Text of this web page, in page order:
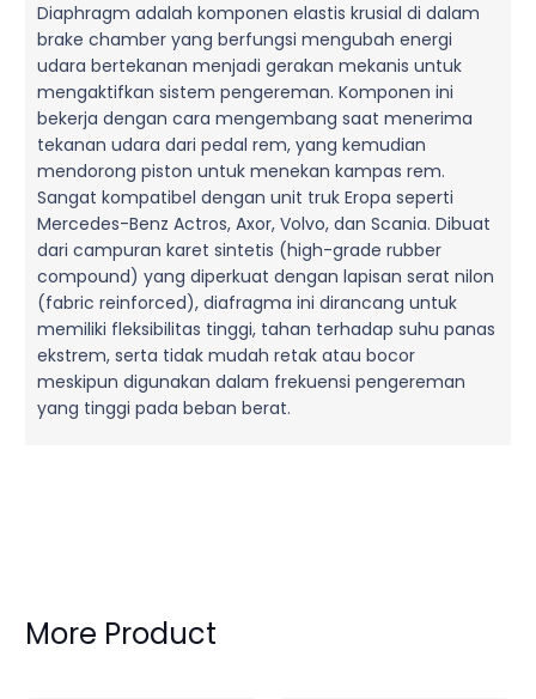
Diaphragm adalah komponen elastis krusial di dalam
brake chamber yang berfungsi mengubah energi
udara bertekanan menjadi gerakan mekanis untuk
mengaktifkan sistem pengereman. Komponen ini
bekerja dengan cara mengembang saat menerima
tekanan udara dari pedal rem, yang kemudian
mendorong piston untuk menekan kampas rem.
Sangat kompatibel dengan unit truk Eropa seperti
Mercedes-Benz Actros, Axor, Volvo, dan Scania. Dibuat
dari campuran karet sintetis (high-grade rubber
compound) yang diperkuat dengan lapisan serat nilon
(fabric reinforced), diafragma ini dirancang untuk
memiliki fleksibilitas tinggi, tahan terhadap suhu panas
ekstrem, serta tidak mudah retak atau bocor
meskipun digunakan dalam frekuensi pengereman
yang tinggi pada beban berat.
More Product